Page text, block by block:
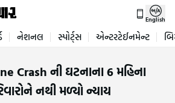
English
નેશનલ સ્પોર્ટ્સ એન્ટરટેઈનમેન્ટ
Crash ની ઘટનાના 6 મહિના
નથી મળ્યો ન્યાય